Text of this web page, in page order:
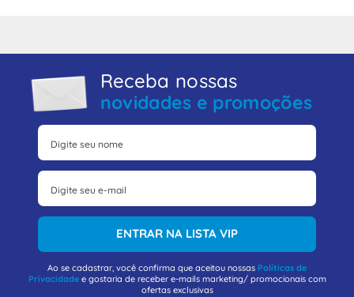
Receba nossas
novidades e promoções
ENTRAR NA LISTA VIP
Ao se cadastrar, você confirma que aceitou nossas Políticas de
Privacidadee gostaria de receber e-mails marketing/ promocionais com
ofertas exclusivas